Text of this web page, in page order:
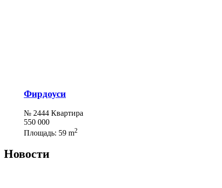
Фирдоуси
№ 2444 Квартира
550 000
Площадь: 59 m2
Новости